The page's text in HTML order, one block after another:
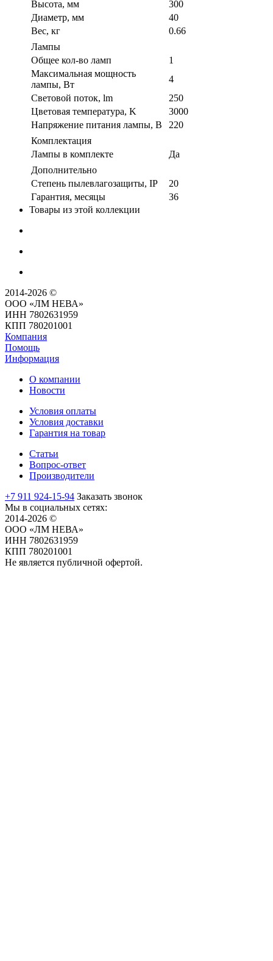
Высота, мм
300
Диаметр, мм
40
Вес, кг
0.66
Лампы
Общее кол-во ламп
1
Максимальная мощность
лампы, Вт
4
Световой поток, lm
250
Цветовая температура, K
3000
Напряжение питания лампы, В
220
Комплектация
Лампы в комплекте
Да
Дополнительно
Степень пылевлагозащиты, IP
20
Гарантия, месяцы
36
Товары из этой коллекции
2014-2026 ©
ООО «ЛМ НЕВА»
ИНН 7802631959
КПП 780201001
Компания
Помощь
Информация
О компании
Новости
Условия оплаты
Условия доставки
Гарантия на товар
Статьи
Вопрос-ответ
Производители
+7 911 924-15-94 Заказать звонок
Мы в социальных сетях:
2014-2026 ©
ООО «ЛМ НЕВА»
ИНН 7802631959
КПП 780201001
Не является публичной офертой.